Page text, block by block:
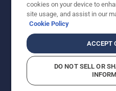
© Husqvarna AB (publ).
som visas är
priser är
moms) om inte produkten
Cookiepolicy
cookies on your device to
site usage, and assist in our
Cookie Policy
ACCEPT
DO NOT SELL OR